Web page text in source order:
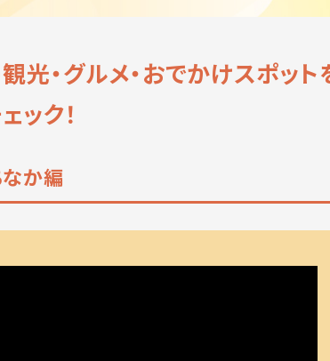
光・グルメ・おでかけスポット
ック！
か編